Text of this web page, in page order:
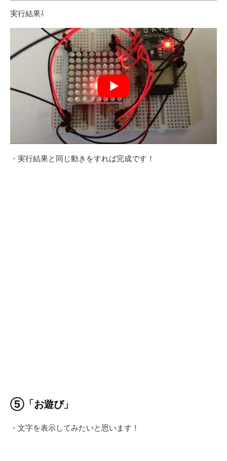
実行結果⇩
・実行結果と同じ動きをすれば完成です！
⑤「お遊び」
・文字を表示してみたいと思います！